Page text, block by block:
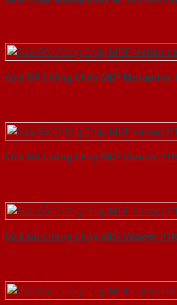
Cửa Gỗ Chống Cháy MDF Melamine
Cửa Gỗ Chống Cháy MDF Veneer
Cửa Gỗ Chống Cháy MDF Veneer